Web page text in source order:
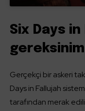
Six Days
Gerçekçi bir askeri
Days in Fallujah
tarafından merak